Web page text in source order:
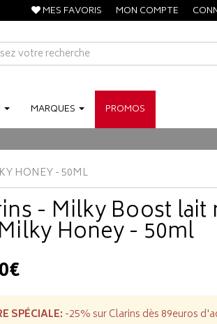
MES FAVORIS MON COMPTE
MARQUES PROMOS
HONEY - 50ML
- Milky Boost
Honey - 50ml
SPÉCIALE: -25% sur Clarins dès 89euros